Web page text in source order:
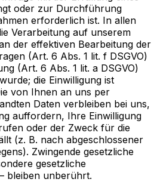
oder zur Durchführung
erforderlich ist. In allen
Verarbeitung auf unserem
der effektiven Bearbeitung der
(Art. 6 Abs. 1 lit. f DSGVO)
(Art. 6 Abs. 1 lit. a DSGVO)
die Einwilligung ist
von Ihnen an uns per
Daten verbleiben bei uns,
auffordern, Ihre Einwilligung
oder der Zweck für die
(z. B. nach abgeschlossener
Zwingende gesetzliche
gesetzliche
bleiben unberührt.